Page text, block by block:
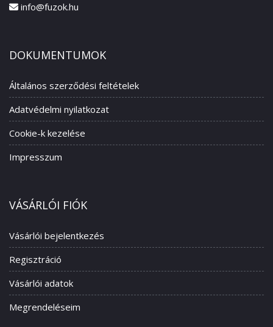
info@fuzok.hu
DOKUMENTUMOK
Általános szerződési feltételek
Adatvédelmi nyilatkozat
Cookie-k kezelése
Impresszum
VÁSÁRLÓI FIÓK
Vásárlói bejelentkezés
Regisztráció
Vásárlói adatok
Megrendeléseim